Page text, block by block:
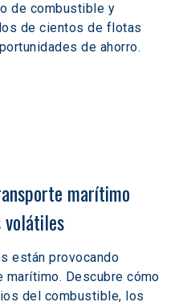
de combustible y
de cientos de flotas
de ahorro.
marítimo
volátiles
están provocando
Descubre cómo
del combustible, los